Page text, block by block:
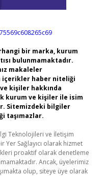
bir marka, kurum
bulunmamaktadır.
makaleler
içerikler haber niteliği
kişiler hakkında
kurum ve kişiler ile isim
Sitemizdeki bilgiler
taşımazlar.
Teknolojileri ve İletişim
Yer Sağlayıcı olarak hizmet
proaktif olarak denetleme
Ancak, üyelerimiz
olup, siteye üye olarak